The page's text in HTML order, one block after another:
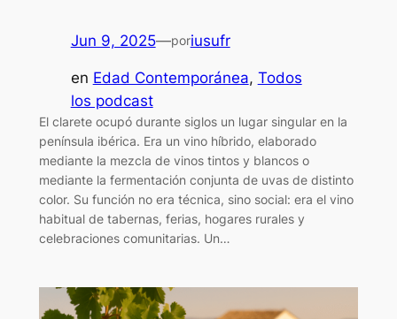
Jun 9, 2025—poriusufr
en Edad Contemporánea, Todos
los podcast
El clarete ocupó durante siglos un lugar singular en la
península ibérica. Era un vino híbrido, elaborado
mediante la mezcla de vinos tintos y blancos o
mediante la fermentación conjunta de uvas de distinto
color. Su función no era técnica, sino social: era el vino
habitual de tabernas, ferias, hogares rurales y
celebraciones comunitarias. Un…